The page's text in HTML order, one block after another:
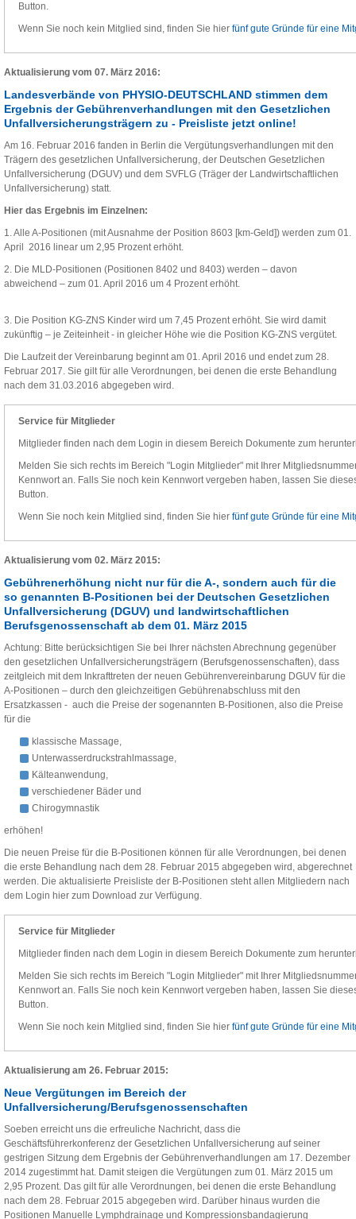
Button.
Wenn Sie noch kein Mitglied sind, finden Sie hier fünf gute Gründe für eine
Aktualisierung vom 07. März 2016:
Landesverbände von PHYSIO-DEUTSCHLAND stimmen dem
Ergebnis der Gebührenverhandlungen mit den Gesetzlichen
Unfallversicherungsträgern zu - Preisliste jetzt online!
Am 16. Februar 2016 fanden in Berlin die Vergütungsverhandlungen mit den
Trägern des gesetzlichen Unfallversicherung, der Deutschen Gesetzlichen
Unfallversicherung (DGUV) und dem SVFLG (Träger der Landwirtschaftlichen
Unfallversicherung) statt.
Hier das Ergebnis im Einzelnen:
1. Alle A-Positionen (mit Ausnahme der Position 8603 [km-Geld]) werden zum 01.
April 2016 linear um 2,95 Prozent erhöht.
2. Die MLD-Positionen (Positionen 8402 und 8403) werden – davon
abweichend – zum 01. April 2016 um 4 Prozent erhöht.
3. Die Position KG-ZNS Kinder wird um 7,45 Prozent erhöht. Sie wird damit
zukünftig – je Zeiteinheit - in gleicher Höhe wie die Position KG-ZNS vergütet.
Die Laufzeit der Vereinbarung beginnt am 01. April 2016 und endet zum 28.
Februar 2017. Sie gilt für alle Verordnungen, bei denen die erste Behandlung
nach dem 31.03.2016 abgegeben wird.
Service für Mitglieder
Mitglieder finden nach dem Login in diesem Bereich Dokumente zum
Melden Sie sich rechts im Bereich "Login Mitglieder" mit Ihrer
Kennwort an. Falls Sie noch kein Kennwort vergeben haben, lassen Sie
Button.
Wenn Sie noch kein Mitglied sind, finden Sie hier fünf gute Gründe für eine
Aktualisierung vom 02. März 2015:
Gebührenerhöhung nicht nur für die A-, sondern auch für die
so genannten B-Positionen bei der Deutschen Gesetzlichen
Unfallversicherung (DGUV) und landwirtschaftlichen
Berufsgenossenschaft ab dem 01. März 2015
Achtung: Bitte berücksichtigen Sie bei Ihrer nächsten Abrechnung gegenüber
den gesetzlichen Unfallversicherungsträgern (Berufsgenossenschaften), dass
zeitgleich mit dem Inkrafttreten der neuen Gebührenvereinbarung DGUV für die
A-Positionen – durch den gleichzeitigen Gebührenabschluss mit den
Ersatzkassen - auch die Preise der sogenannten B-Positionen, also die Preise
für die
klassische Massage,
Unterwasserdruckstrahlmassage,
Kälteanwendung,
verschiedener Bäder und
Chirogymnastik
erhöhen!
Die neuen Preise für die B-Positionen können für alle Verordnungen, bei denen
die erste Behandlung nach dem 28. Februar 2015 abgegeben wird, abgerechnet
werden. Die aktualisierte Preisliste der B-Positionen steht allen Mitgliedern nach
dem Login hier zum Download zur Verfügung.
Service für Mitglieder
Mitglieder finden nach dem Login in diesem Bereich Dokumente zum
Melden Sie sich rechts im Bereich "Login Mitglieder" mit Ihrer
Kennwort an. Falls Sie noch kein Kennwort vergeben haben, lassen Sie
Button.
Wenn Sie noch kein Mitglied sind, finden Sie hier fünf gute Gründe für eine
Aktualisierung am 26. Februar 2015:
Neue Vergütungen im Bereich der
Unfallversicherung/Berufsgenossenschaften
Soeben erreicht uns die erfreuliche Nachricht, dass die
Geschäftsführerkonferenz der Gesetzlichen Unfallversicherung auf seiner
gestrigen Sitzung dem Ergebnis der Gebührenverhandlungen am 17. Dezember
2014 zugestimmt hat. Damit steigen die Vergütungen zum 01. März 2015 um
2,95 Prozent. Das gilt für alle Verordnungen, bei denen die erste Behandlung
nach dem 28. Februar 2015 abgegeben wird. Darüber hinaus wurden die
Positionen Manuelle Lymphdrainage und Kompressionsbandagierung